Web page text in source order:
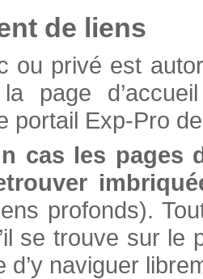
de liens
ou privé est
page
portail Exp-Pro
cas les pages
profonds).
se trouve sur
d’y naviguer